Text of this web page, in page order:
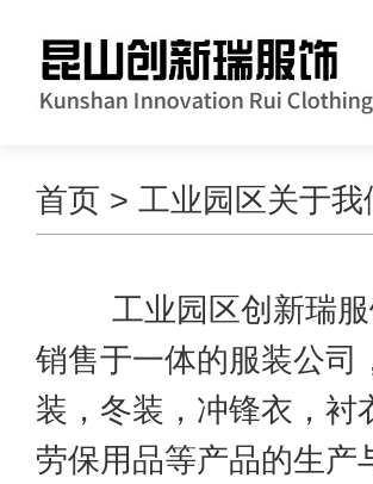
首页 > 工业园区关于我
工业园区创新瑞
销售于一体的服装公司
装，冬装，冲锋衣，衬
劳保用品等产品的生产